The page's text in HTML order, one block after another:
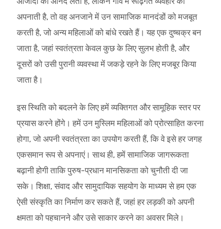
अपनाती है, तो वह अनजाने में उन सामाजिक मानदंडों को मजबूत
करती है, जो अन्य महिलाओं को बांधे रखते हैं। यह एक दुष्चक्र बन
जाता है, जहां स्वतंत्रता केवल कुछ के लिए सुलभ होती है, और
दूसरों को उसी पुरानी व्यवस्था में जकड़े रहने के लिए मजबूर किया
जाता है।
इस स्थिति को बदलने के लिए हमें व्यक्तिगत और सामूहिक स्तर पर
प्रयास करने होंगे। हमें उन मुस्लिम महिलाओं को प्रोत्साहित करना
होगा, जो अपनी स्वतंत्रता का उपयोग करती हैं, कि वे इसे हर जगह
एकसमान रूप से अपनाएं। साथ ही, हमें सामाजिक जागरूकता
बढ़ानी होगी ताकि पुरुष-प्रधान मानसिकता को चुनौती दी जा
सके। शिक्षा, संवाद और सामुदायिक सहयोग के माध्यम से हम एक
ऐसी संस्कृति का निर्माण कर सकते हैं, जहां हर लड़की को अपनी
क्षमता को पहचानने और उसे साकार करने का अवसर मिले।